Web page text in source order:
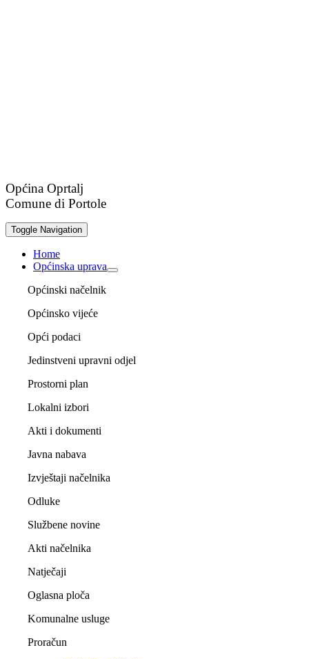
Općina Oprtalj
Comune di Portole
Toggle Navigation
Home
Općinska uprava
Općinski načelnik
Općinsko vijeće
Opći podaci
Jedinstveni upravni odjel
Prostorni plan
Lokalni izbori
Akti i dokumenti
Javna nabava
Izvještaji načelnika
Odluke
Službene novine
Akti načelnika
Natječaji
Oglasna ploča
Komunalne usluge
Proračun